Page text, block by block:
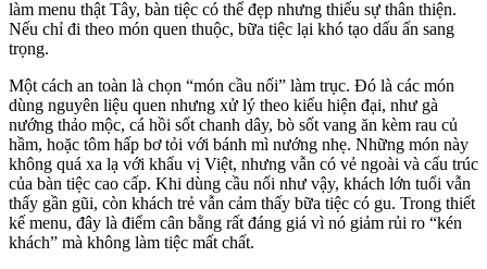
làm menu thật Tây, bàn tiệc có thể đẹp nhưng thiếu sự thân thiện.
Nếu chỉ đi theo món quen thuộc, bữa tiệc lại khó tạo dấu ấn sang
trọng.
Một cách an toàn là chọn “món cầu nối” làm trục. Đó là các món
dùng nguyên liệu quen nhưng xử lý theo kiểu hiện đại, như gà
nướng thảo mộc, cá hồi sốt chanh dây, bò sốt vang ăn kèm rau củ
hầm, hoặc tôm hấp bơ tỏi với bánh mì nướng nhẹ. Những món này
không quá xa lạ với khẩu vị Việt, nhưng vẫn có vẻ ngoài và cấu trúc
của bàn tiệc cao cấp. Khi dùng cầu nối như vậy, khách lớn tuổi vẫn
thấy gần gũi, còn khách trẻ vẫn cảm thấy bữa tiệc có gu. Trong thiết
kế menu, đây là điểm cân bằng rất đáng giá vì nó giảm rủi ro “kén
khách” mà không làm tiệc mất chất.